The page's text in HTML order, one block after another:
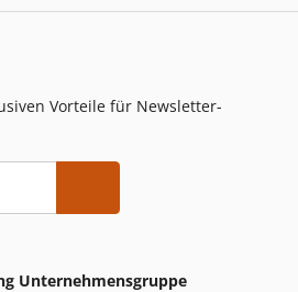
Vorteile für Newsletter-
Unternehmensgruppe